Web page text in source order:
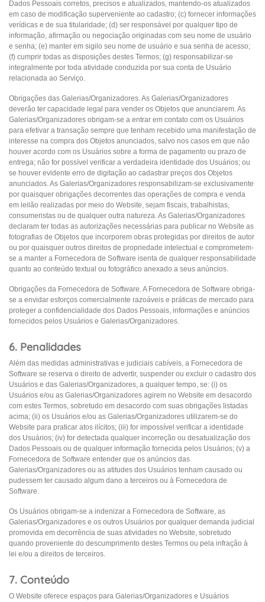
Dados Pessoais corretos, precisos e atualizados, mantendo-os atualizados
em caso de modificação superveniente ao cadastro; (c) fornecer informações
verídicas e de sua titularidade; (d) ser responsável por qualquer tipo de
informação, afirmação ou negociação originadas com seu nome de usuário
e senha; (e) manter em sigilo seu nome de usuário e sua senha de acesso;
(f) cumprir todas as disposições destes Termos; (g) responsabilizar-se
integralmente por toda atividade conduzida por sua conta de Usuário
relacionada ao Serviço.
Obrigações das Galerias/Organizadores. As Galerias/Organizadores
deverão ter capacidade legal para vender os Objetos que anunciarem. As
Galerias/Organizadores obrigam-se a entrar em contato com os Usuários
para efetivar a transação sempre que tenham recebido uma manifestação de
interesse na compra dos Objetos anunciados, salvo nos casos em que não
houver acordo com os Usuários sobre a forma de pagamento ou prazo de
entrega; não for possível verificar a verdadeira identidade dos Usuários; ou
se houver evidente erro de digitação ao cadastrar preços dos Objetos
anunciados. As Galerias/Organizadores responsabilizam-se exclusivamente
por quaisquer obrigações decorrentes das operações de compra e venda
em leilão realizadas por meio do Website, sejam fiscais, trabalhistas,
consumeristas ou de qualquer outra natureza. As Galerias/Organizadores
declaram ter todas as autorizações necessárias para publicar no Website as
fotografias de Objetos que incorporem obras protegidas por direitos de autor
ou por quaisquer outros direitos de propriedade intelectual e comprometem-
se a manter a Fornecedora de Software isenta de qualquer responsabilidade
quanto ao conteúdo textual ou fotográfico anexado a seus anúncios.
Obrigações da Fornecedora de Software. A Fornecedora de Software obriga-
se a envidar esforços comercialmente razoáveis e práticas de mercado para
proteger a confidencialidade dos Dados Pessoais, informações e anúncios
fornecidos pelos Usuários e Galerias/Organizadores.
6. Penalidades
Além das medidas administrativas e judiciais cabíveis, a Fornecedora de
Software se reserva o direito de advertir, suspender ou excluir o cadastro dos
Usuários e das Galerias/Organizadores, a qualquer tempo, se: (i) os
Usuários e/ou as Galerias/Organizadores agirem no Website em desacordo
com estes Termos, sobretudo em desacordo com suas obrigações listadas
acima; (ii) os Usuários e/ou as Galerias/Organizadores utilizarem-se do
Website para praticar atos ilícitos; (iii) for impossível verificar a identidade
dos Usuários; (iv) for detectada qualquer incorreção ou desatualização dos
Dados Pessoais ou de qualquer informação fornecida pelos Usuários; (v) a
Fornecedora de Software entender que os anúncios das
Galerias/Organizadores ou as atitudes dos Usuários tenham causado ou
pudessem ter causado algum dano a terceiros ou à Fornecedora de
Software.
Os Usuários obrigam-se a indenizar a Fornecedora de Software, as
Galerias/Organizadores e os outros Usuários por qualquer demanda judicial
promovida em decorrência de suas atividades no Website, sobretudo
quando proveniente do descumprimento destes Termos ou pela infração à
lei e/ou a direitos de terceiros.
7. Conteúdo
O Website oferece espaços para Galerias/Organizadores e Usuários